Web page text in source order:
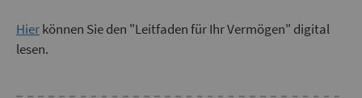
Hierkönnen Sie den "Leitfaden für Ihr Vermögen" digital
lesen.